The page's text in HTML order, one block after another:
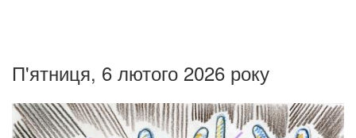
П'ятниця, 6 лютого 2026 року